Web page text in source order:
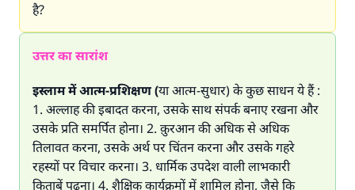
है?
उत्तर का सारांश
इस्लाम में आत्म-प्रशिक्षण (या आत्म-सुधार) के कुछ साधन ये हैं :
1. अल्लाह की इबादत करना, उसके साथ संपर्क बनाए रखना और
उसके प्रति समर्पित होना। 2. क़ुरआन की अधिक से अधिक
तिलावत करना, उसके अर्थ पर चिंतन करना और उसके गहरे
रहस्यों पर विचार करना। 3. धार्मिक उपदेश वाली लाभकारी
किताबें पढ़ना। 4. शैक्षिक कार्यक्रमों में शामिल होना, जैसे कि